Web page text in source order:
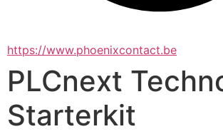
https://www.phoenixcontact.be
PLCnext
Starterkit